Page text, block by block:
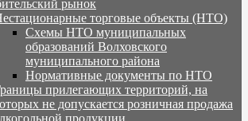
рынок
торговые объекты (НТО)
Схемы НТО муниципальных
образований Волховского
муниципального района
Нормативные документы по НТО
прилегающих территорий, на
не допускается розничная продажа
продукции